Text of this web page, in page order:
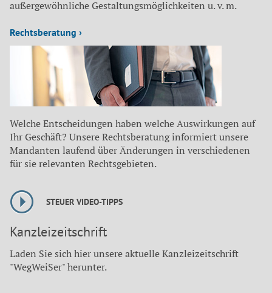
außergewöhnliche Gestaltungsmöglichkeiten u. v. m.
Rechtsberatung ›
Welche Entscheidungen haben welche Auswirkungen auf
Ihr Geschäft? Unsere Rechtsberatung informiert unsere
Mandanten laufend über Änderungen in verschiedenen
für sie relevanten Rechtsgebieten.
STEUER VIDEO-TIPPS
Kanzleizeitschrift
Laden Sie sich hier unsere aktuelle Kanzleizeitschrift
"WegWeiSer" herunter.